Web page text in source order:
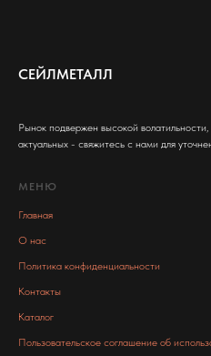
СЕЙЛМЕТАЛЛ
Рынок подвержен высокой
актуальных - свяжитесь с нами для
МЕНЮ
Главная
О нас
Политика конфиденциальности
Контакты
Каталог
Пользовательское соглашение об